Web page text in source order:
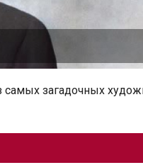
самых загадочных